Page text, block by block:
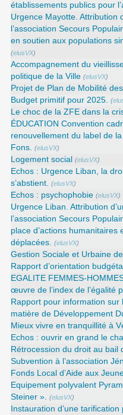
établissements publics pour
Urgence Mayotte. Attribution
l’association Secours
en soutien aux populations
(elusVX)
Accompagnement du
politique de la Ville (elusVX)
Projet de Plan de Mobilité
Budget primitif pour 2025. (
Le choc de la ZFE dans la
ÉDUCATION Convention
renouvellement du label de
Fons. (elusVX)
Logement social (elusVX)
Echos : Urgence Liban, la
s’abstient. (elusVX)
Echos : psychophobie (elusVX)
Urgence Liban. Attribution
l’association Secours
place d’actions
déplacées. (elusVX)
Gestion Sociale et Urbaine
Rapport d’orientation
EGALITE FEMMES-
œuvre de l’index de l’égalité
Rapport pour information
matière de Développement
Mieux vivre en tranquillité à
Echos : ouvrir en grand le
Rétrocession du droit au bail
Subvention à l’association
Fonds Local d’Aide aux
Equipement polyvalent
Steiner ». (elusVX)
Instauration d’une